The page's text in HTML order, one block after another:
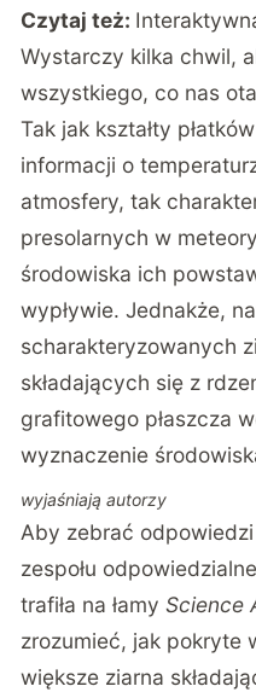
Czytaj też:
Wystarczy kilka chwil,
wszystkiego, co nas
Tak jak kształty
informacji o
atmosfery, tak
presolarnych w
środowiska ich
wypływie. Jednakże,
scharakteryzowanych
składających się z
grafitowego płaszcza
wyznaczenie
wyjaśniają autorzy
Aby zebrać
zespołu
trafiła na łamyScience
zrozumieć, jak pokryte
większe ziarna